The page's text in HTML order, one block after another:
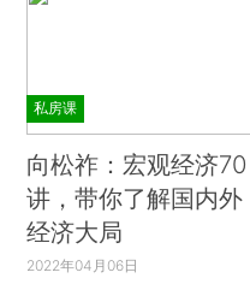
私房课
向松祚：宏观经济70
讲，带你了解国内外
经济大局
2022年04月06日